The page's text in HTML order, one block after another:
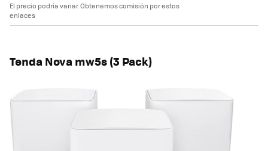
El precio podría variar. Obtenemos comisión por estos
enlaces
Tenda Nova mw5s (3 Pack)